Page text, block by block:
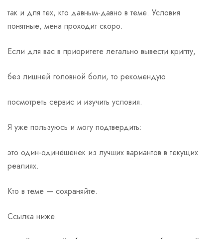
так и для тех, кто давным-давно в теме. Условия
понятные, мена проходит скоро.
Если для вас в приоритете легально вывести крипту,
без лишней головной боли, то рекомендую
посмотреть сервис и изучить условия.
Я уже пользуюсь и могу подтвердить:
это один-одинёшенек из лучших вариантов в текущих
реалиях.
Кто в теме — сохраняйте.
Ссылка ниже.